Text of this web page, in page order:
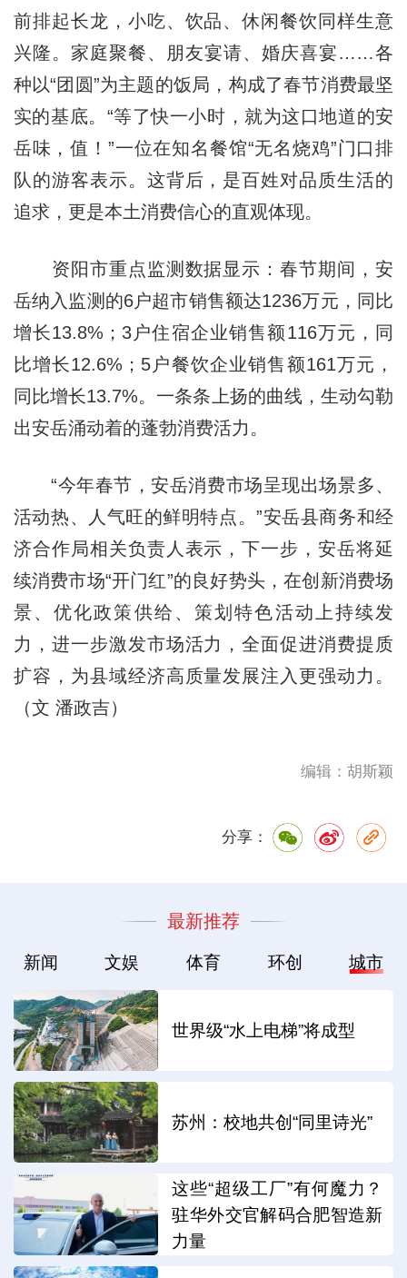
前排起长龙，小吃、饮品、休闲餐饮同样生意
兴隆。家庭聚餐、朋友宴请、婚庆喜宴……各
种以“团圆”为主题的饭局，构成了春节消费最坚
实的基底。“等了快一小时，就为这口地道的安
岳味，值！”一位在知名餐馆“无名烧鸡”门口排
队的游客表示。这背后，是百姓对品质生活的
追求，更是本土消费信心的直观体现。
资阳市重点监测数据显示：春节期间，安
岳纳入监测的6户超市销售额达1236万元，同比
增长13.8%；3户住宿企业销售额116万元，同
比增长12.6%；5户餐饮企业销售额161万元，
同比增长13.7%。一条条上扬的曲线，生动勾勒
出安岳涌动着的蓬勃消费活力。
“今年春节，安岳消费市场呈现出场景多、
活动热、人气旺的鲜明特点。”安岳县商务和经
济合作局相关负责人表示，下一步，安岳将延
续消费市场“开门红”的良好势头，在创新消费场
景、优化政策供给、策划特色活动上持续发
力，进一步激发市场活力，全面促进消费提质
扩容，为县域经济高质量发展注入更强动力。
（文 潘政吉）
编辑：胡斯颖
分享：
最新推荐
新闻 文娱 体育 环创 城市
世界级“水上电梯”将成型
苏州：校地共创“同里诗光”
这些“超级工厂”有何魔力？
驻华外交官解码合肥智造新
力量